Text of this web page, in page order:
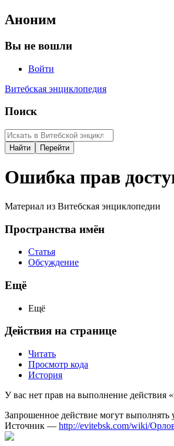
Аноним
Вы не вошли
Войти
Витебская энциклопедия
Поиск
Ошибка прав
Материал из Витебская энциклопедии
Пространства имён
Статья
Обсуждение
Ещё
Ещё
Действия на странице
Читать
Просмотр кода
История
У вас нет прав на выполнение действия
Запрошенное действие могут
Источник — http://evitebsk.com/wiki/